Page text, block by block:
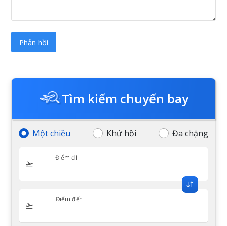
Tìm kiếm chuyến bay
Một chiều Khứ hồi Đa chặng
Điểm đi
Điểm đến